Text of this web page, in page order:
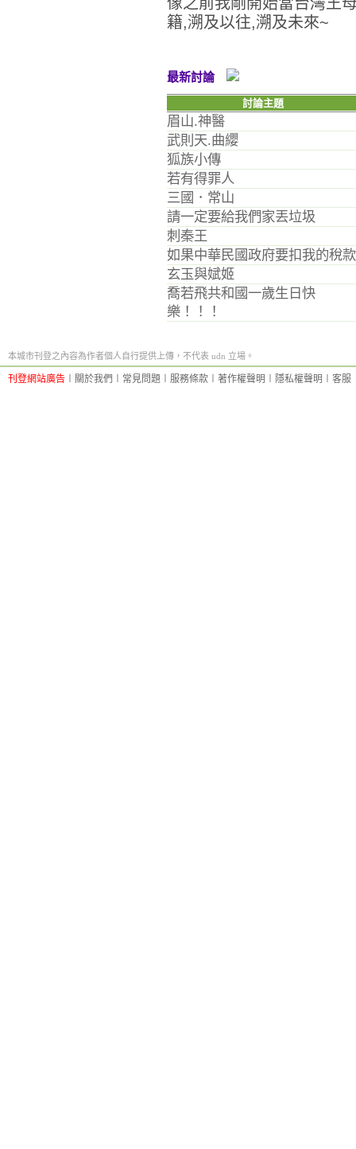
籍,溯及以往,溯及未來~
最新討論
討論主題
眉山.神醫
武則天.曲纓
狐族小傳
若有得罪人
三國．常山
請一定要給我們家丟垃圾
刺秦王
如果中華民國政府要扣我的稅款
玄玉與娬姬
喬若飛共和國一歲生日快
樂！！！
本城市刊登之內容為作者個人自行提供上傳，不代表 udn 立場。
刊登網站廣告 關於我們 常見問題 服務條款 著作權聲明 隱私權聲明 客服